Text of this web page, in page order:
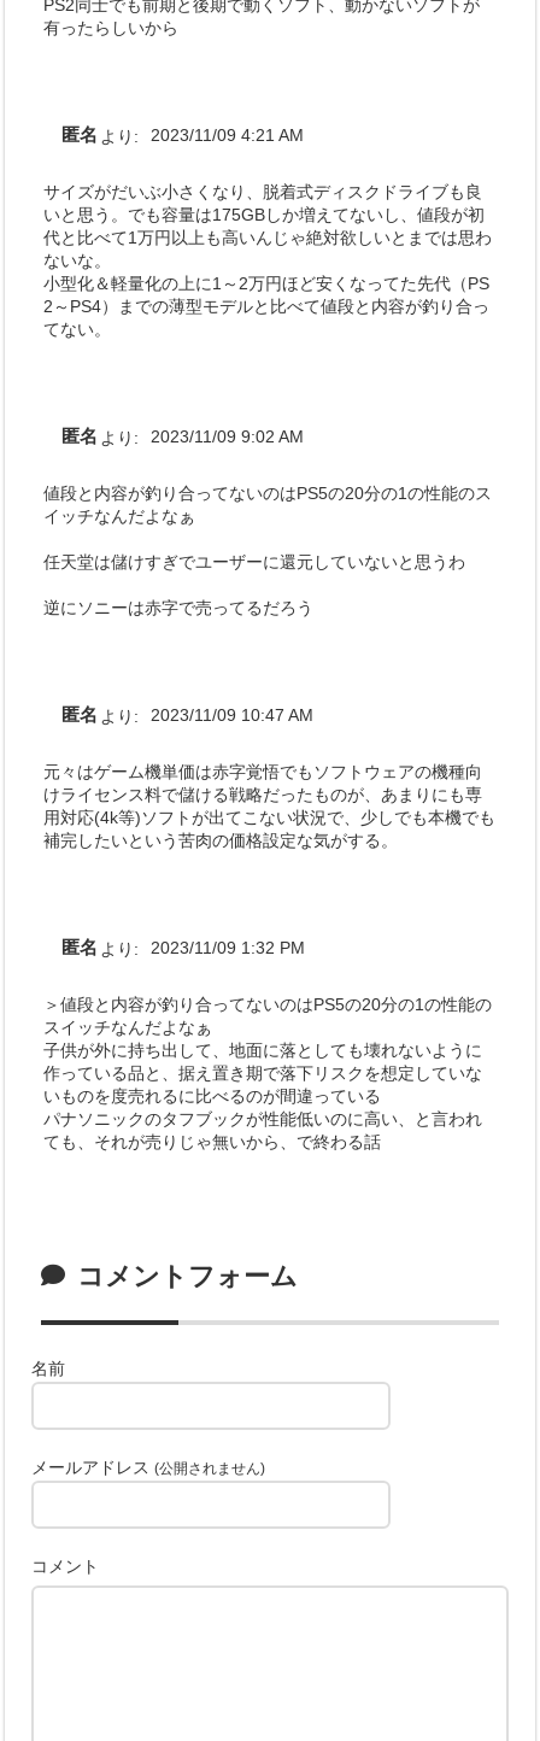
PS2同士でも前期と後期で動くソフト、動かないソフトが
有ったらしいから
匿名 より: 2023/11/09 4:21 AM
サイズがだいぶ小さくなり、脱着式ディスクドライブも良
いと思う。でも容量は175GBしか増えてないし、値段が初
代と比べて1万円以上も高いんじゃ絶対欲しいとまでは思わ
ないな。
小型化＆軽量化の上に1～2万円ほど安くなってた先代（PS
2～PS4）までの薄型モデルと比べて値段と内容が釣り合っ
てない。
匿名 より: 2023/11/09 9:02 AM
値段と内容が釣り合ってないのはPS5の20分の1の性能のス
イッチなんだよなぁ
任天堂は儲けすぎでユーザーに還元していないと思うわ
逆にソニーは赤字で売ってるだろう
匿名 より: 2023/11/09 10:47 AM
元々はゲーム機単価は赤字覚悟でもソフトウェアの機種向
けライセンス料で儲ける戦略だったものが、あまりにも専
用対応(4k等)ソフトが出てこない状況で、少しでも本機でも
補完したいという苦肉の価格設定な気がする。
匿名 より: 2023/11/09 1:32 PM
＞値段と内容が釣り合ってないのはPS5の20分の1の性能の
スイッチなんだよなぁ
子供が外に持ち出して、地面に落としても壊れないように
作っている品と、据え置き期で落下リスクを想定していな
いものを度売れるに比べるのが間違っている
パナソニックのタフブックが性能低いのに高い、と言われ
ても、それが売りじゃ無いから、で終わる話
コメントフォーム
名前
メールアドレス(公開されません)
コメント